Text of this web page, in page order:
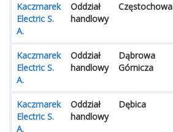
Kaczmarek
Electric S.
A.
Oddział
handlowy
Częstochowa
Kaczmarek
Electric S.
A.
Oddział
handlowy
Dąbrowa
Górnicza
Kaczmarek
Electric S.
A.
Oddział
handlowy
Dębica